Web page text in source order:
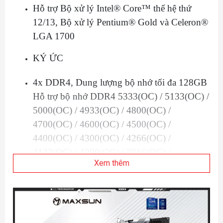
Hỗ trợ Bộ xử lý Intel® Core™ thế hệ thứ
12/13, Bộ xử lý Pentium® Gold và Celeron®
LGA 1700
KÝ ỨC
4x DDR4, Dung lượng bộ nhớ tối đa 128GB
Hỗ trợ bộ nhớ DDR4 5333(OC) / 5133(OC) /
5000(OC) / 4933(OC) / 4800(OC) /
4700(OC) / 4600(OC) / 4500(OC) /
4400(OC) / 4300(OC) / 4266(OC) /
4133(OC) / 4000(OC) / 3866(OC) /
3800(OC) / 3733(OC) / 3666(OC) /
3200/3000/2933/2666/2400/2133 MHz
Hỗ trợ Intel® XMP 2.0 OC
Xem thêm